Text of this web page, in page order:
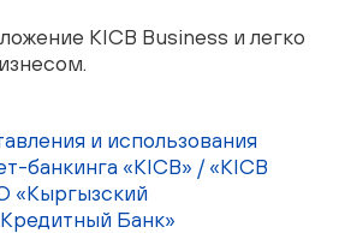
KICB Business и легко
и использования
банкинга «KICB» / «KICB
«Кыргызский
Банк»